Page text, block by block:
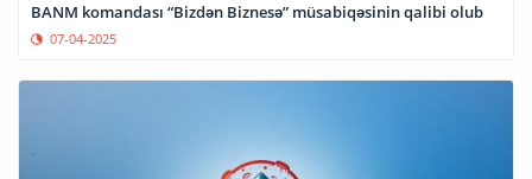
BANM komandası “Bizdən Biznesə” müsabiqəsinin qalibi olub
07-04-2025